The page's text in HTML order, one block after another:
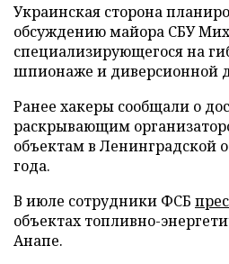
Украинская сторона
обсуждению майора СБУ
специализирующегося на
шпионаже и диверсионной
Ранее хакеры сообщали о
раскрывающим
объектам в Ленинградской
года.
В июле сотрудники ФСБ
объектах топливно-
Анапе.